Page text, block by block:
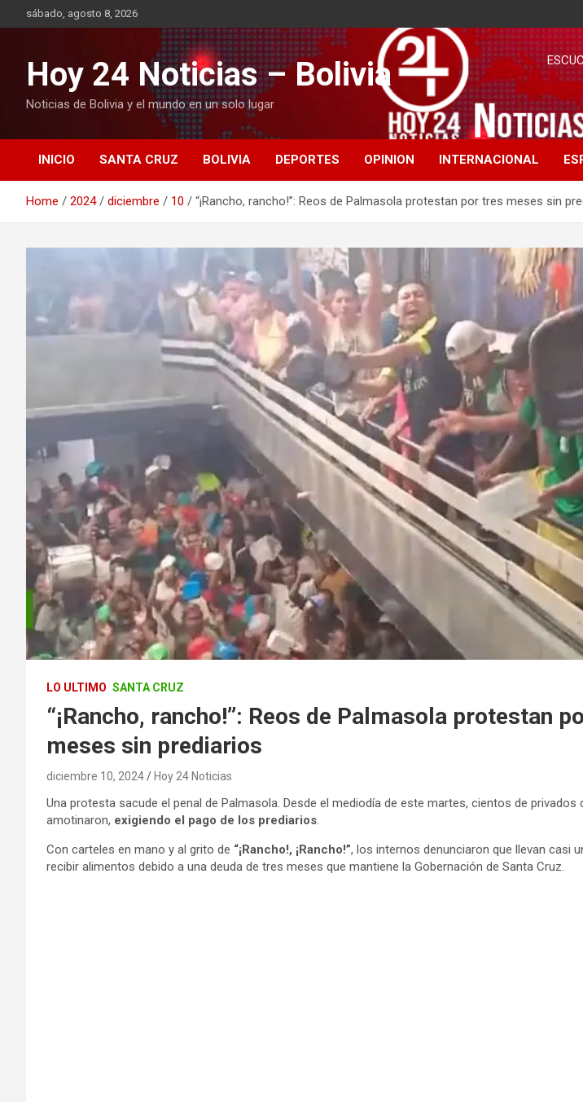
to
sábado, agosto 8, 2026
Hoy 24 Noticias – Bolivia
Noticias de Bolivia y el mundo en un solo lugar
INICIO SANTA CRUZ BOLIVIA DEPORTES OPINION INTERNACIONAL
Home 2024 diciembre 10 “¡Rancho, rancho!”: Reos de Palmasola protestan por tres meses sin
LO ULTIMO SANTA CRUZ
“¡Rancho, rancho!”: Reos de Palmasola protestan
meses sin prediarios
diciembre 10, 2024 Hoy 24 Noticias
Una protesta sacude el penal de Palmasola. Desde el mediodía de este martes, cientos de privados
amotinaron, exigiendo el pago de los prediarios.
Con carteles en mano y al grito de “¡Rancho!, ¡Rancho!”, los internos denunciaron que llevan casi
recibir alimentos debido a una deuda de tres meses que mantiene la Gobernación de Santa Cruz.